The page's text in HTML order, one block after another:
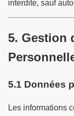
interdite, sauf
5. Gestion
5.1 Données
Les informations